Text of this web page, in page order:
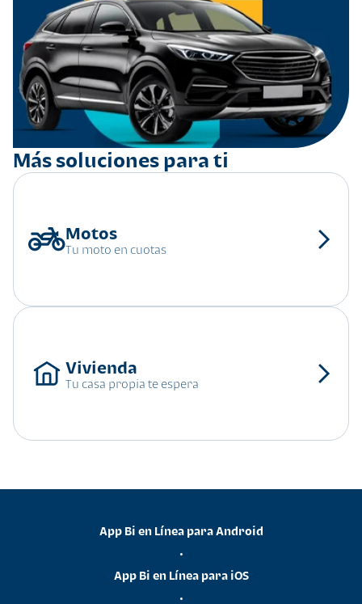
Más soluciones para ti
Tu moto en cuotas
Tu casa propia te espera
App Bi en Línea para Android
•
App Bi en Línea para iOS
•